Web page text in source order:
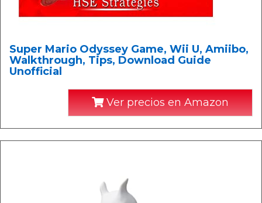
Super Mario Odyssey Game, Wii U, Amiibo,
Walkthrough, Tips, Download Guide
Unofficial
Ver precios en Amazon